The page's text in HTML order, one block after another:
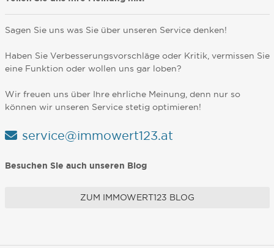
Sagen Sie uns was Sie über unseren Service denken!
Haben Sie Verbesserungsvorschläge oder Kritik, vermissen Sie
eine Funktion oder wollen uns gar loben?
Wir freuen uns über Ihre ehrliche Meinung, denn nur so
können wir unseren Service stetig optimieren!
service@immowert123.at
Besuchen Sie auch unseren Blog
ZUM IMMOWERT123 BLOG